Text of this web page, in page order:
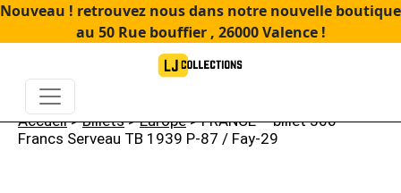
Nouveau ! retrouvez nous dans notre nouvelle boutique
au 50 Rue bouffier , 26000 Valence !
Accueil>Billets>Europe> FRANCE – billet 300
Francs Serveau TB 1939 P-87 / Fay-29